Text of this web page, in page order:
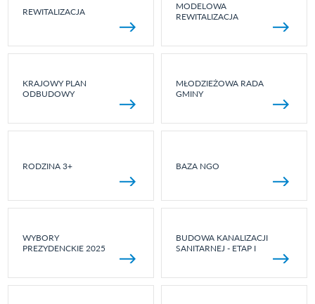
REWITALIZACJA
MODELOWA
REWITALIZACJA
KRAJOWY PLAN
ODBUDOWY
MŁODZIEŻOWA RADA
GMINY
RODZINA 3+ BAZA NGO
WYBORY
PREZYDENCKIE 2025
BUDOWA KANALIZACJI
SANITARNEJ - ETAP I